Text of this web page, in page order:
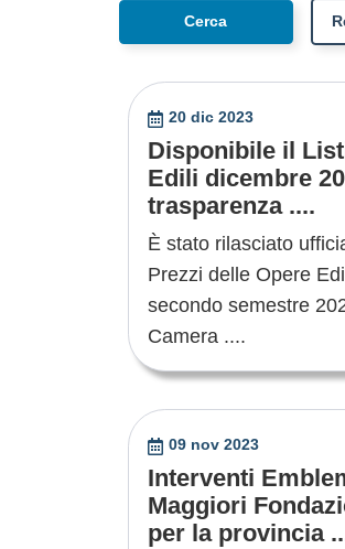
20 dic 2023
Disponibile il
Edili dicembre
trasparenza ....
È stato rilasciato
Prezzi delle Opere
secondo semestre
Camera ....
09 nov 2023
Interventi
Maggiori
per la provincia